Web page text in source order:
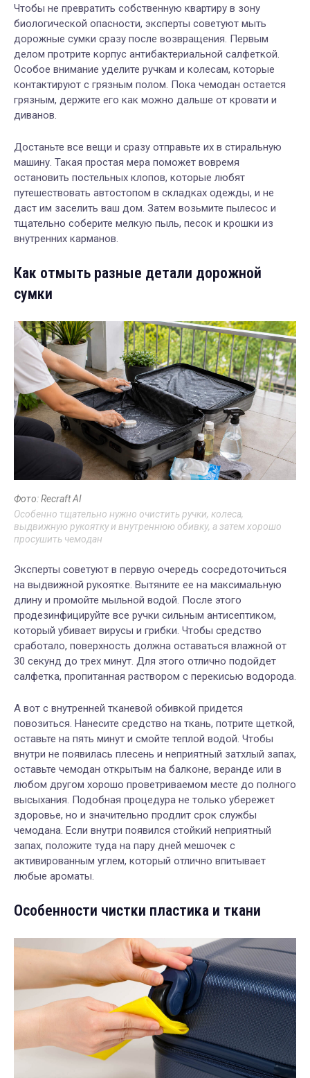
Чтобы не превратить собственную квартиру в зону
биологической опасности, эксперты советуют мыть
дорожные сумки сразу после возвращения. Первым
делом протрите корпус антибактериальной салфеткой.
Особое внимание уделите ручкам и колесам, которые
контактируют с грязным полом. Пока чемодан остается
грязным, держите его как можно дальше от кровати и
диванов.
Достаньте все вещи и сразу отправьте их в стиральную
машину. Такая простая мера поможет вовремя
остановить постельных клопов, которые любят
путешествовать автостопом в складках одежды, и не
даст им заселить ваш дом. Затем возьмите пылесос и
тщательно соберите мелкую пыль, песок и крошки из
внутренних карманов.
Как отмыть разные детали дорожной
сумки
Фото: Recraft AI
Особенно тщательно нужно очистить ручки, колеса,
выдвижную рукоятку и внутреннюю обивку, а затем хорошо
просушить чемодан
Эксперты советуют в первую очередь сосредоточиться
на выдвижной рукоятке. Вытяните ее на максимальную
длину и промойте мыльной водой. После этого
продезинфицируйте все ручки сильным антисептиком,
который убивает вирусы и грибки. Чтобы средство
сработало, поверхность должна оставаться влажной от
30 секунд до трех минут. Для этого отлично подойдет
салфетка, пропитанная раствором с перекисью водорода.
А вот с внутренней тканевой обивкой придется
повозиться. Нанесите средство на ткань, потрите щеткой,
оставьте на пять минут и смойте теплой водой. Чтобы
внутри не появилась плесень и неприятный затхлый запах,
оставьте чемодан открытым на балконе, веранде или в
любом другом хорошо проветриваемом месте до полного
высыхания. Подобная процедура не только убережет
здоровье, но и значительно продлит срок службы
чемодана. Если внутри появился стойкий неприятный
запах, положите туда на пару дней мешочек с
активированным углем, который отлично впитывает
любые ароматы.
Особенности чистки пластика и ткани